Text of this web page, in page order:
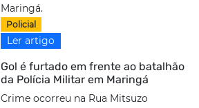
Maringá.
Policial
Ler artigo
Gol é furtado em frente ao batalhão
da Polícia Militar em Maringá
Crime ocorreu na Rua Mitsuzo